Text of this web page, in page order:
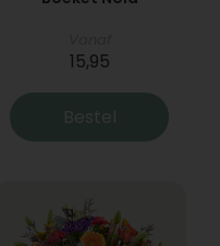
15,95
Bestel